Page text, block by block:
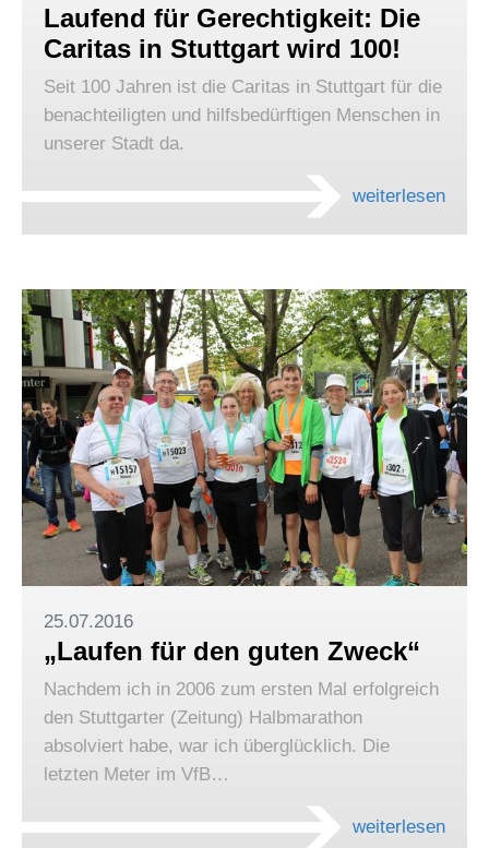
Laufend für Gerechtigkeit: Die
Caritas in Stuttgart wird 100!
Seit 100 Jahren ist die Caritas in Stuttgart für die
benachteiligten und hilfsbedürftigen Menschen in
unserer Stadt da.
weiterlesen
25.07.2016
„Laufen für den guten Zweck“
Nachdem ich in 2006 zum ersten Mal erfolgreich
den Stuttgarter (Zeitung) Halbmarathon
absolviert habe, war ich überglücklich. Die
letzten Meter im VfB…
weiterlesen